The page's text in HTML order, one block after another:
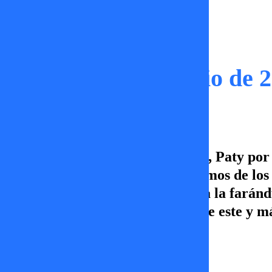
Tal Cual | 18 de Julio de
¡Noche de viernes! Y en Tal Cual, Paty
Jordi Castell. Y bueno, conversamos de
siendo amantes. Únete con todo a la
viernes a las 21.30hrs. Disfruta de este y